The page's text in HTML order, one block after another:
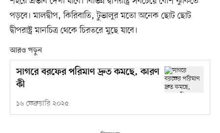
পড়বে। মালদ্বীপ, কিরিবাতি, টুভালুর মতো অনেক ছোট ছোট
দ্বীপরাষ্ট্র মানচিত্র থেকে চিরতরে মুছে যাবে।
আরও পড়ুন
সাগরে বরফের পরিমাণ দ্রুত কমছে, কারণ
কী
১৬ ফেব্রুয়ারি ২০২৫